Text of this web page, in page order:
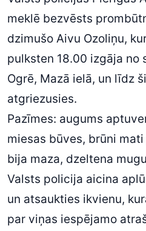
meklē bezvēsts
dzimušo Aivu Ozoliņu,
pulksten 18.00 izgāja no
Ogrē, Mazā ielā, un līdz
atgriezusies.
Pazīmes: augums
miesas būves, brūni
bija maza, dzeltena
Valsts policija aicina
un atsaukties ikvienu,
par viņas iespējamo